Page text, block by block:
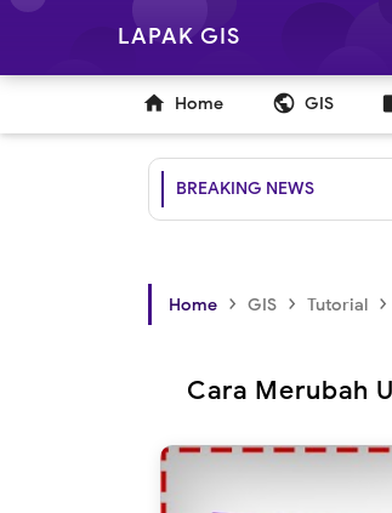
LAPAK GIS
 Home public GIS
BREAKING NEWS
Home › GIS › Tutorial ›
Cara Merubah